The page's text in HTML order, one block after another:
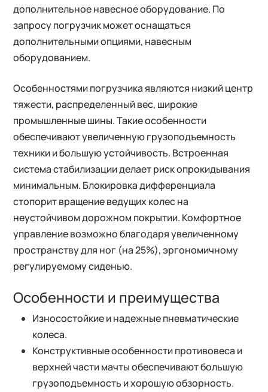
дополнительное навесное оборудование. По
запросу погрузчик может оснащаться
дополнительными опциями, навесным
оборудованием.
Особенностями погрузчика являются низкий центр
тяжести, распределенный вес, широкие
промышленные шины. Такие особенности
обеспечивают увеличенную грузоподъемность
техники и большую устойчивость. Встроенная
система стабилизации делает риск опрокидывания
минимальным. Блокировка дифференциала
стопорит вращение ведущих колес на
неустойчивом дорожном покрытии. Комфортное
управление возможно благодаря увеличенному
пространству для ног (на 25%), эргономичному
регулируемому сиденью.
Особенности и преимущества
Износостойкие и надежные пневматические
колеса.
Конструктивные особенности противовеса и
верхней части мачты обеспечивают большую
грузоподъемность и хорошую обзорность.